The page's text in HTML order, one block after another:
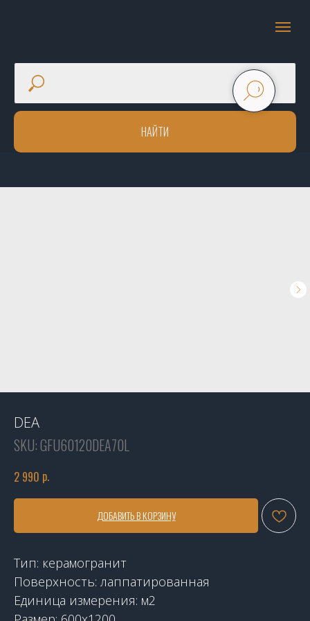
НАЙТИ
DEA
SKU:GFU60120DEA70L
2 990 р.
ДОБАВИТЬ В КОРЗИНУ
Тип: керамогранит
Поверхность: лаппатированная
Единица измерения: м2